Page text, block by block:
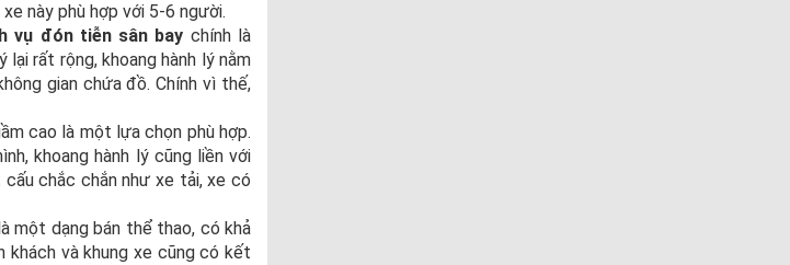
này phù hợp với 5-6 người.
vụ đón tiễn sân bay chính là
rất rộng, khoang hành lý nằm
gian chứa đồ. Chính vì thế,
cao là một lựa chọn phù hợp.
khoang hành lý cũng liền với
chắc chắn như xe tải, xe có
một dạng bán thể thao, có khả
khách và khung xe cũng có kết